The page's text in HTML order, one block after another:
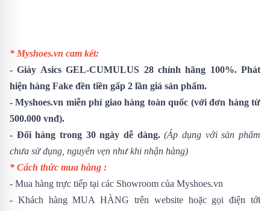
* Myshoes.vn cam kết:
-Giày Asics GEL-CUMULUS 28chính hãng 100%. Phát
hiện hàng Fake đền tiền gấp 2 lần giá sản phẩm.
- Myshoes.vn miễn phí giao hàng toàn quốc (với đơn hàng từ
500.000 vnđ).
- Đổi hàng trong 30 ngày dễ dàng.(Áp dụng với sản phẩm
chưa sử dụng, nguyên vẹn như khi nhận hàng)
* Cách thức mua hàng :
- Mua hàng trực tiếp tại các Showroom của Myshoes.vn
- Khách hàng MUA HÀNG trên website hoặc gọi điện tới